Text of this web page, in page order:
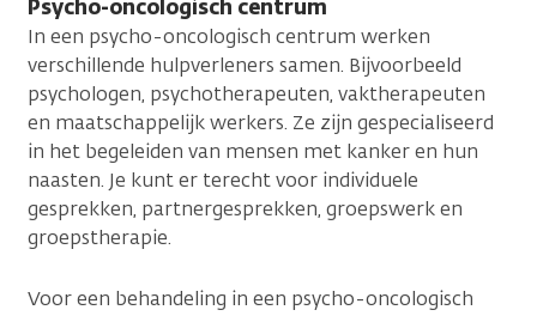
Psycho-oncologisch centrum
In een psycho-oncologisch centrum werken
verschillende hulpverleners samen. Bijvoorbeeld
psychologen, psychotherapeuten, vaktherapeuten
en maatschappelijk werkers. Ze zijn gespecialiseerd
in het begeleiden van mensen met kanker en hun
naasten. Je kunt er terecht voor individuele
gesprekken, partnergesprekken, groepswerk en
groepstherapie.
Voor een behandeling in een psycho-oncologisch